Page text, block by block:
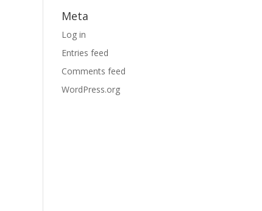
Meta
Log in
Entries feed
Comments feed
WordPress.org